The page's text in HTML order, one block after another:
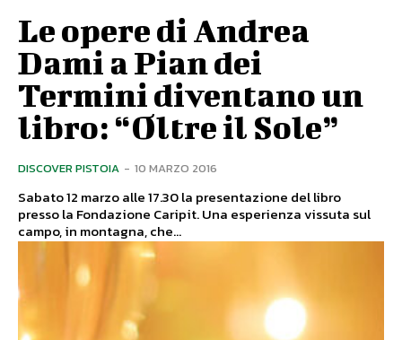
Le opere di Andrea
Dami a Pian dei
Termini diventano un
libro: “Oltre il Sole”
DISCOVER PISTOIA - 10 MARZO 2016
Sabato 12 marzo alle 17.30 la presentazione del libro
presso la Fondazione Caripit. Una esperienza vissuta sul
campo, in montagna, che...